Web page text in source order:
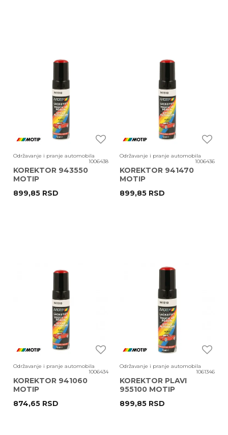
Održavanje i pranje automobila
1006438
KOREKTOR 943550
MOTIP
899,85 RSD
Održavanje i pranje automobila
1006436
KOREKTOR 941470
MOTIP
899,85 RSD
Održavanje i pranje automobila
1006434
KOREKTOR 941060
MOTIP
874,65 RSD
Održavanje i pranje automobila
1061346
KOREKTOR PLAVI
955100 MOTIP
899,85 RSD